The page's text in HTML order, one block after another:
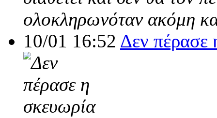
ολοκληρωνόταν ακόμη
10/01 16:52 Δεν πέρασε